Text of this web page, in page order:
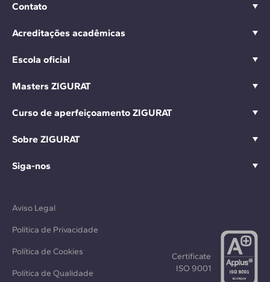
Contato
Acreditações acadêmicas
Escola oficial
Masters ZIGURAT
Curso de aperfeiçoamento ZIGURAT
Sobre ZIGURAT
Siga-nos
Aviso Legal
Política de Privacidade
Política de Cookies
Política de Qualidade
Certificate
ISO 9001